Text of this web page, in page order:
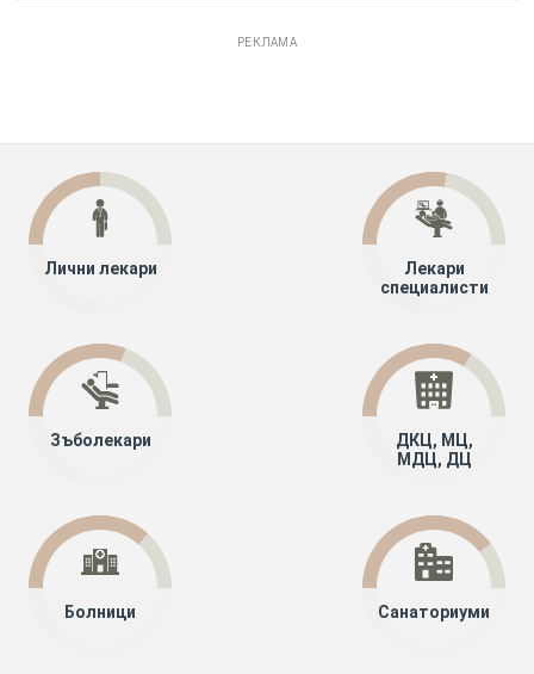
РЕКЛАМА
Лични лекари
Лекари
специалисти
Зъболекари
ДКЦ, МЦ,
МДЦ, ДЦ
Болници Санаториуми